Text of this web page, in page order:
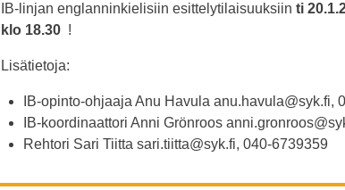
IB-linjan englanninkielisiin esittelytilaisuuksiin ti
klo 18.30 !
Lisätietoja:
IB-opinto-ohjaaja Anu Havula anu.havula@syk.fi,
IB-koordinaattori Anni Grönroos
Rehtori Sari Tiitta sari.tiitta@syk.fi, 040-6739359